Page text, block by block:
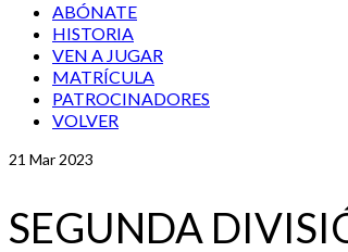
ABÓNATE
HISTORIA
VEN A JUGAR
MATRÍCULA
PATROCINADORES
VOLVER
21 Mar 2023
SEGUNDA